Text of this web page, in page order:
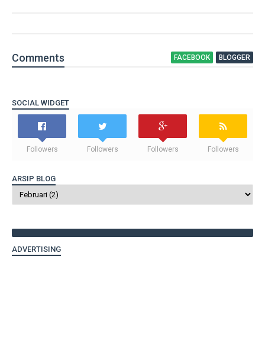
Comments FACEBOOK BLOGGER
SOCIAL WIDGET
Followers Followers Followers Followers
ARSIP BLOG
ADVERTISING